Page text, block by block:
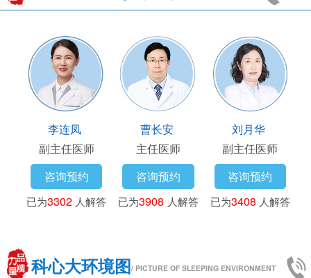
部主任
人解答
副主任医师
咨询预约
已为3016 人解答
副主任医师
咨询预约
已为3302人解答 已为
科心大环境图/ PICTURE OF SLEEPING ENVIRONMENT